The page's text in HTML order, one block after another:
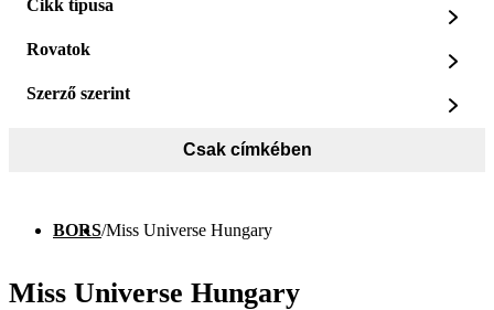
Cikk típusa
Rovatok
Szerző szerint
Csak címkében
BORS/Miss Universe Hungary
Miss Universe Hungary